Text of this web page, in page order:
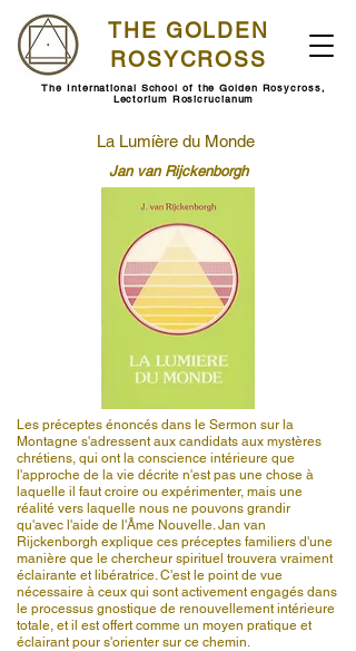
THE GOLDEN
ROSYCROSS
The International School of the Golden Rosycross,
Lectorium Rosicrucianum
La Lumíère du Monde
Jan van Rijckenborgh
Les préceptes énoncés dans le Sermon sur la
Montagne s'adressent aux candidats aux mystères
chrétiens, qui ont la conscience intérieure que
l'approche de la vie décrite n'est pas une chose à
laquelle il faut croire ou expérimenter, mais une
réalité vers laquelle nous ne pouvons grandir
qu'avec l'aide de l'Âme Nouvelle. Jan van
Rijckenborgh explique ces préceptes familiers d'une
manière que le chercheur spirituel trouvera vraiment
éclairante et libératrice. C'est le point de vue
nécessaire à ceux qui sont activement engagés dans
le processus gnostique de renouvellement intérieure
totale, et il est offert comme un moyen pratique et
éclairant pour s'orienter sur ce chemin.